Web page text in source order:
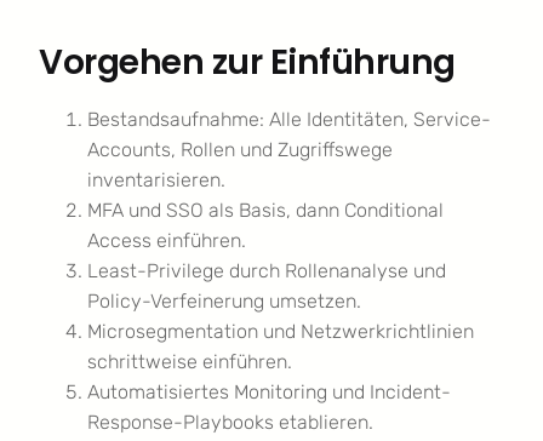
Vorgehen zur Einführung
Bestandsaufnahme: Alle Identitäten, Service-
Accounts, Rollen und Zugriffswege
inventarisieren.
MFA und SSO als Basis, dann Conditional
Access einführen.
Least-Privilege durch Rollenanalyse und
Policy-Verfeinerung umsetzen.
Microsegmentation und Netzwerkrichtlinien
schrittweise einführen.
Automatisiertes Monitoring und Incident-
Response-Playbooks etablieren.